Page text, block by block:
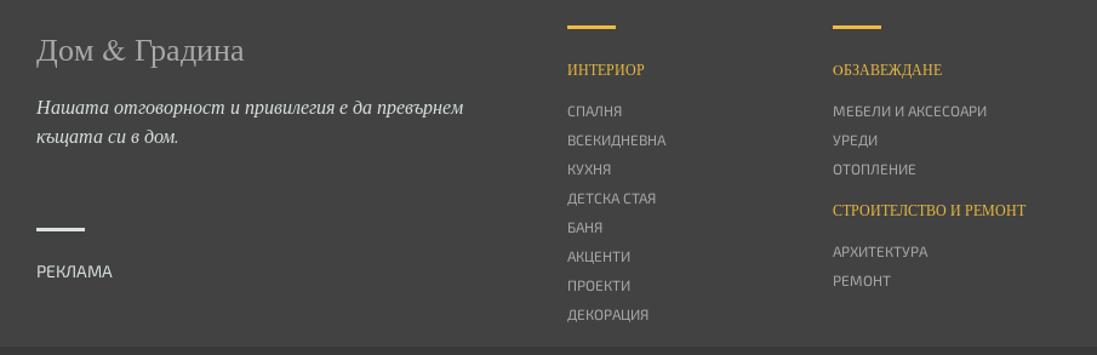
Дом & Градина
Нашата отговорност и привилегия е да превърнем
къщата си в дом.
РЕКЛАМА
ИНТЕРИОР
СПАЛНЯ
ВСЕКИДНЕВНА
КУХНЯ
ДЕТСКА СТАЯ
БАНЯ
АКЦЕНТИ
ПРОЕКТИ
ДЕКОРАЦИЯ
OБЗАВЕЖДАНЕ
МЕБЕЛИ И АКСЕСОАРИ
УРЕДИ
ОТОПЛЕНИЕ
СТРОИТЕЛСТВО И РЕМОНТ
АРХИТЕКТУРА
РЕМОНТ